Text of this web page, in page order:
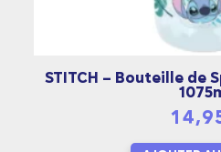
STITCH – Bouteille de